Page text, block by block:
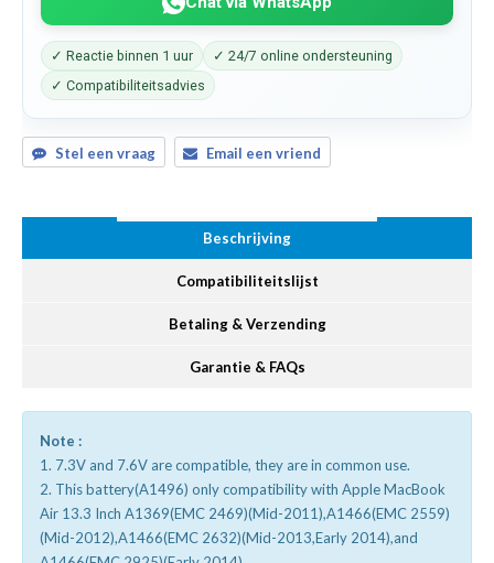
✓ Reactie binnen 1 uur
✓ 24/7 online ondersteuning
✓ Compatibiliteitsadvies
Stel een vraag Email een vriend
Beschrijving
Compatibiliteitslijst
Betaling & Verzending
Garantie & FAQs
Note :
1. 7.3V and 7.6V are compatible, they are in common use.
2. This battery(A1496) only compatibility with Apple MacBook
Air 13.3 Inch A1369(EMC 2469)(Mid-2011),A1466(EMC 2559)
(Mid-2012),A1466(EMC 2632)(Mid-2013,Early 2014),and